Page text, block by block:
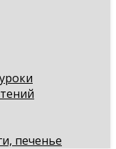
печенье